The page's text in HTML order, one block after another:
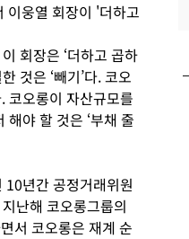
웅열 회장이 '더하고
회장은 ‘더하고 곱하
것은 ‘빼기’다. 코오
코오롱이 자산규모를
해야 할 것은 ‘부채 줄
년간 공정거래위원
난해 코오롱그룹의
서 코오롱은 재계 순